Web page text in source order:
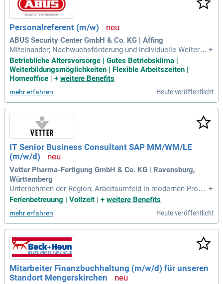
Personalreferent (m/w)
ABUS Security Center GmbH & Co. KG | Affing
Miteinander; Nachwuchsförderung und individuelle Weiterbil
dungsmöglichkeiten; Flexibilität durch Gleitzeitmodell, Hom
eoffice-Regelung; Großzügige betriebliche Altersvorsorge; Bi
stro, Essens- und Getränkeflatrate; Sportprogramme (Beach
+
Betriebliche Altersvorsorge | Gutes Betriebsklima |
Weiterbildungsmöglichkeiten | Flexible Arbeitszeiten |
Homeoffice
+ weitere Benefits
mehr erfahren Heute veröffentlicht
IT Senior Business Consultant SAP MM/WM/LE
(m/w/d)
Vetter Pharma-Fertigung GmbH & Co. KG | Ravensburg,
Württemberg
Unternehmen der Region; Arbeitsumfeld in modernen Produ
ktions- und Arbeitsstätten; Intensive Einarbeitung in Ihre neu
en Aufgaben durch direkte Kolleginnen und Kollegen; Attrakt
ive Vergütung; Betriebliches Gesundheitsmanagement (BG
M) und verschiedene Fitness
+
Ferienbetreuung | Vollzeit | + weitere Benefits
mehr erfahren Heute veröffentlicht
Mitarbeiter Finanzbuchhaltung (m/w/d) für unseren
Standort Mengerskirchen